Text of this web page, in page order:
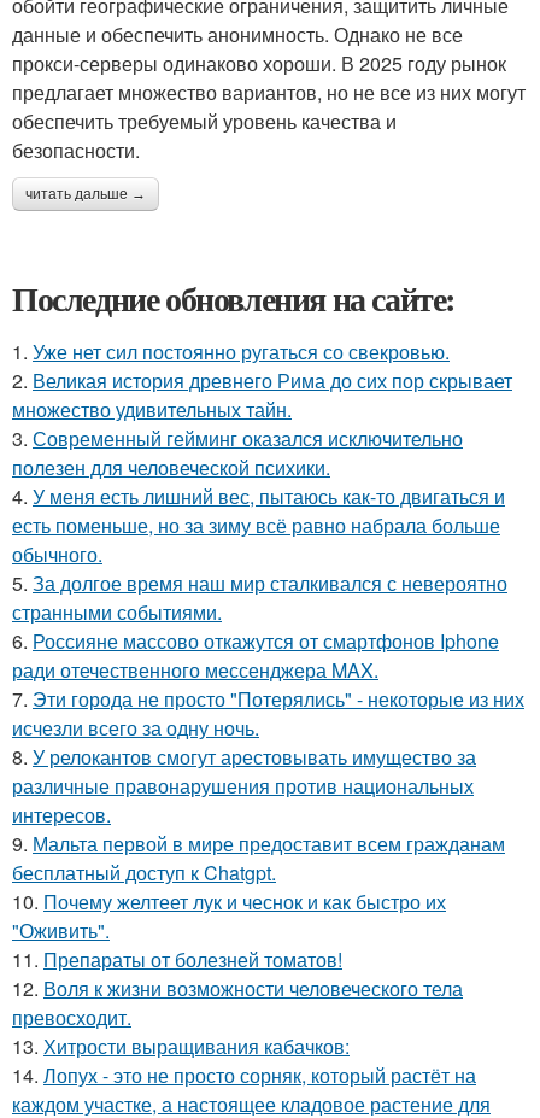
данные и обеспечить анонимность. Однако не все
прокси-серверы одинаково хороши. В 2025 году рынок
предлагает множество вариантов, но не все из них могут
обеспечить требуемый уровень качества и
безопасности.
читать дальше →
Последние обновления на сайте:
1. Уже нет сил постоянно ругаться со свекровью.
2. Великая история древнего Рима до сих пор скрывает
множество удивительных тайн.
3. Современный гейминг оказался исключительно
полезен для человеческой психики.
4. У меня есть лишний вес, пытаюсь как-то двигаться и
есть поменьше, но за зиму всё равно набрала больше
обычного.
5. За долгое время наш мир сталкивался с невероятно
странными событиями.
6. Россияне массово откажутся от смартфонов Iphone
ради отечественного мессенджера MAX.
7. Эти города не просто "Потерялись" - некоторые из них
исчезли всего за одну ночь.
8. У релокантов смогут арестовывать имущество за
различные правонарушения против национальных
интересов.
9. Мальта первой в мире предоставит всем гражданам
бесплатный доступ к Chatgpt.
10. Почему желтеет лук и чеснок и как быстро их
"Оживить".
11. Препараты от болезней томатов!
12. Воля к жизни возможности человеческого тела
превосходит.
13. Хитрости выращивания кабачков:
14. Лопух - это не просто сорняк, который растёт на
каждом участке, а настоящее кладовое растение для